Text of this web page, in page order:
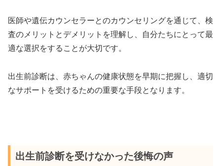
医師や遺伝カウンセラーとのカウンセリングを通じて、検
査のメリットとデメリットを理解し、自分たちにとって最
適な選択をすることが大切です。
出生前診断は、赤ちゃんの健康状態を早期に把握し、適切
なサポートを受けるための重要な手段となります。
出生前診断を受けなかった後悔の声